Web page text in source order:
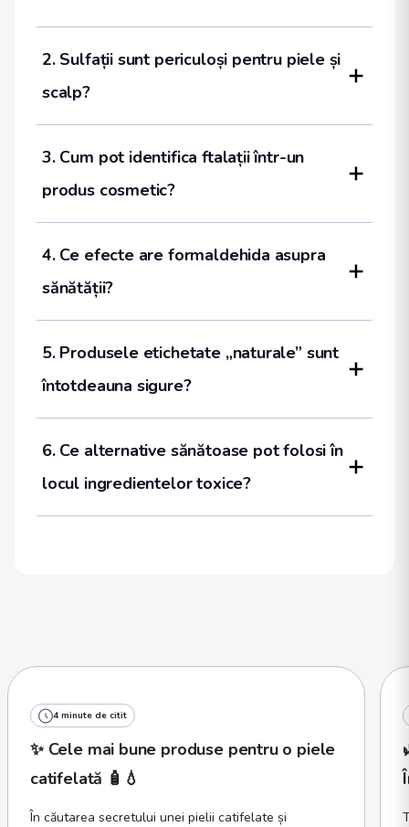
2. Sulfații sunt periculoși pentru piele și
scalp?
3. Cum pot identifica ftalații într-un
produs cosmetic?
4. Ce efecte are formaldehida asupra
sănătății?
5. Produsele etichetate „naturale” sunt
întotdeauna sigure?
6. Ce alternative sănătoase pot folosi în
locul ingredientelor toxice?
4 minute de citit
✨ Cele mai bune produse pentru o piele
catifelată 🧴💧
În căutarea secretului unei pielii catifelate și